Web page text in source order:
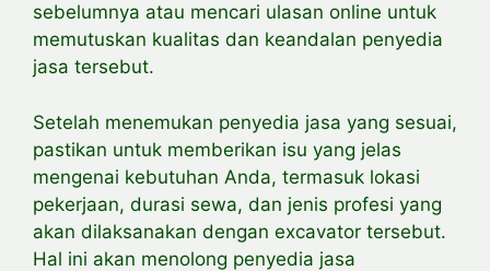
sebelumnya atau mencari ulasan online untuk
memutuskan kualitas dan keandalan penyedia
jasa tersebut.
Setelah menemukan penyedia jasa yang sesuai,
pastikan untuk memberikan isu yang jelas
mengenai kebutuhan Anda, termasuk lokasi
pekerjaan, durasi sewa, dan jenis profesi yang
akan dilaksanakan dengan excavator tersebut.
Hal ini akan menolong penyedia jasa